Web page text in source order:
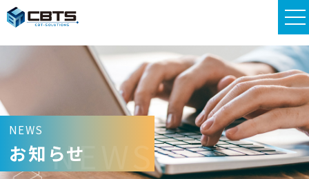
NEWS
お知らせNEWS